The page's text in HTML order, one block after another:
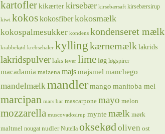
kartofler kikærter kirsebær kirsebærsaft kirsebærsirup
kiwi kokos kokosfiber kokosmælk
kokospalmesukker kondens kondenseret mælk
krabbekød krebsehaler kyllingkærnemælk lakrids
lakridspulver laks lever lime løg løgspirer
macadamia maizena majs majsmel manchego
mandelmælkmandler mango manitoba mel
marcipan mars bar mascarpone mayo melon
mozzarella muscovadosirup mynte mælk mørk
maltmel nougat nudler Nutella oksekødoliven ost